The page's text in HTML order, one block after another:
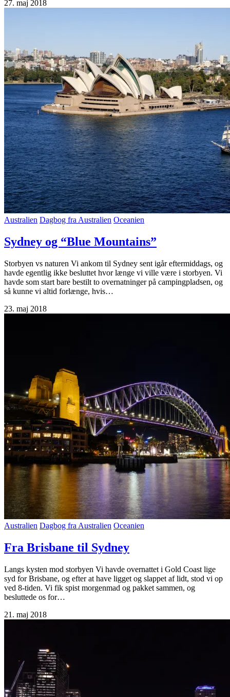
27. maj 2018
Australien Dagbog fra Australien Oceanien
Sydney og “Blue Mountains”
Storbyen vs naturen Vi ankom til Sydney sent igår eftermiddags, og
havde egentlig ikke besluttet hvor længe vi ville være i storbyen. Vi
havde som start bare bestilt to overnatninger på campingpladsen, og
så kunne vi altid forlænge, hvis…
23. maj 2018
Australien Dagbog fra Australien Oceanien
Fra Brisbane til Sydney
Langs kysten mod storbyen Vi havde overnattet i Gold Coast lige
syd for Brisbane, og efter at have ligget og slappet af lidt, stod vi op
ved 8-tiden. Vi fik spist morgenmad og pakket sammen, og
besluttede os for…
21. maj 2018